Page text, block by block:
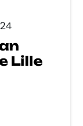
Lille